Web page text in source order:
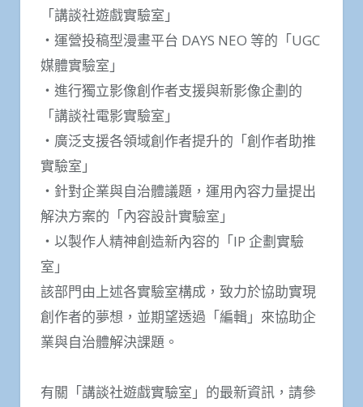
「講談社遊戲實驗室」
・運營投稿型漫畫平台 DAYS NEO 等的「UGC
媒體實驗室」
・進行獨立影像創作者支援與新影像企劃的
「講談社電影實驗室」
・廣泛支援各領域創作者提升的「創作者助推
實驗室」
・針對企業與自治體議題，運用內容力量提出
解決方案的「內容設計實驗室」
・以製作人精神創造新內容的「IP 企劃實驗
室」
該部門由上述各實驗室構成，致力於協助實現
創作者的夢想，並期望透過「編輯」來協助企
業與自治體解決課題。
有關「講談社遊戲實驗室」的最新資訊，請參